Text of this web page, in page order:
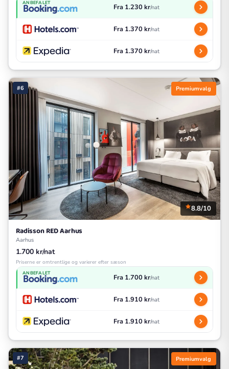
ANBEFALET Fra 1.230 kr/nat
Fra 1.370 kr/nat
Fra 1.370 kr/nat
#6 Premiumvalg
8.8/10
Radisson RED Aarhus
Aarhus
1.700 kr/nat
Priserne er omtrentlige og varierer efter sæson
ANBEFALET Fra 1.700 kr/nat
Fra 1.910 kr/nat
Fra 1.910 kr/nat
#7 Premiumvalg